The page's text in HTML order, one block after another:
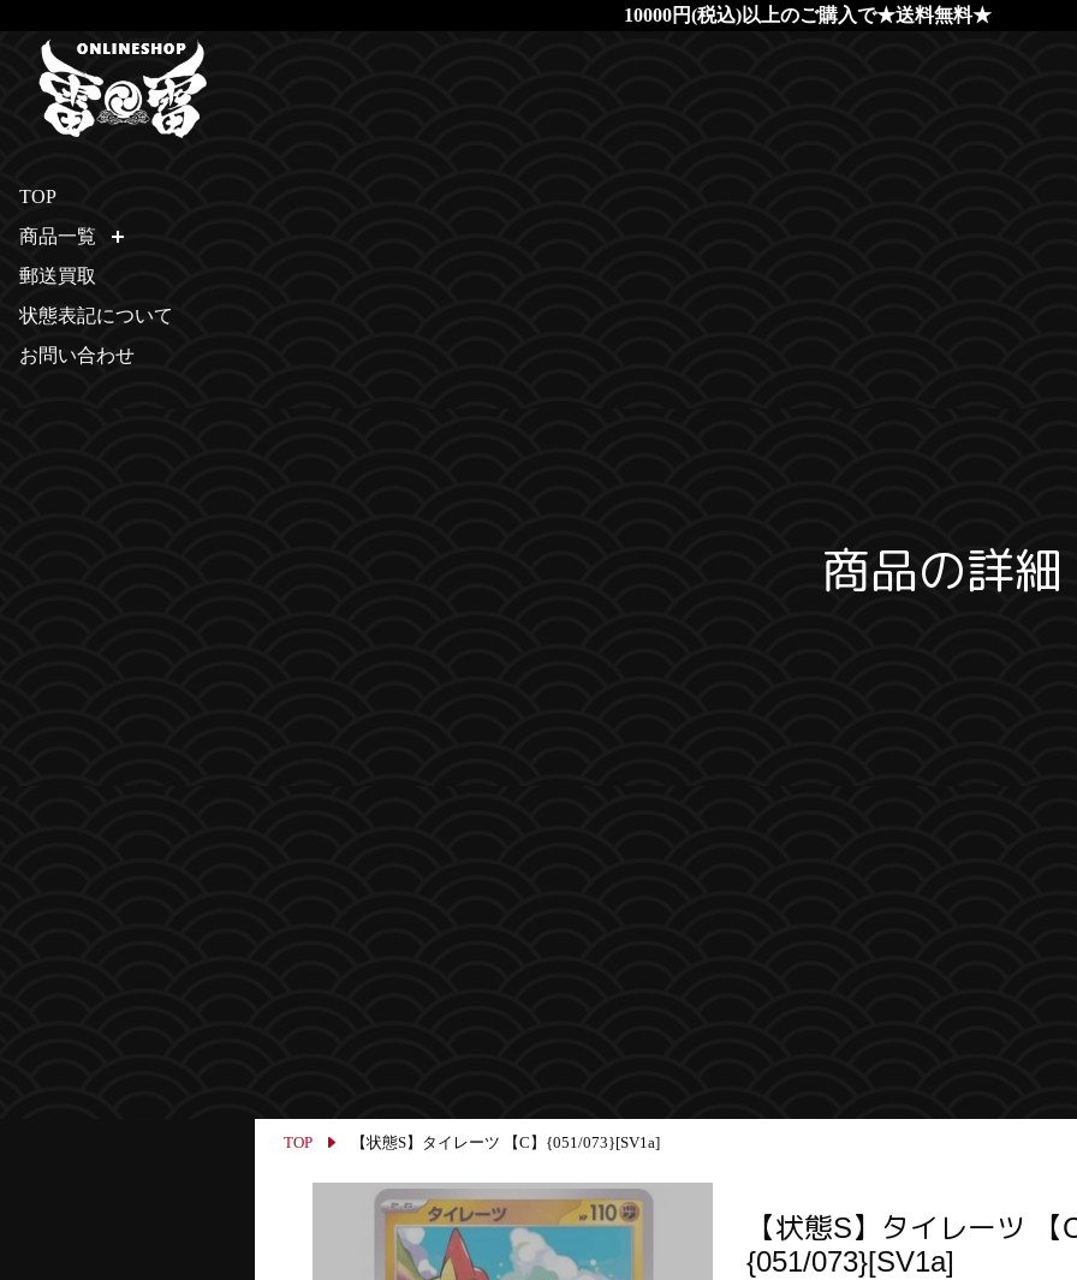
10000円(税込)以上のご購入で★送料無料★
商品の詳細
TOP 【状態S】タイレーツ 【C】{051/073}[SV1a]
【状態S】タイレーツ 【C
{051/073}[SV1a]
TOP
商品一覧
郵送買取
状態表記について
お問い合わせ